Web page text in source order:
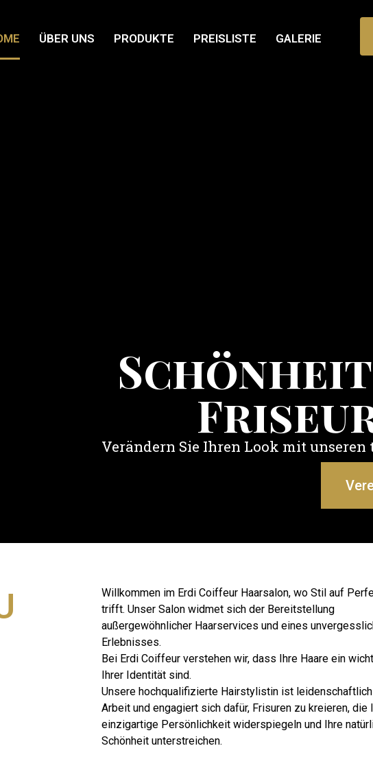
ÜBER UNS PRODUKTE PREISLISTE GALERIE
Verändern Sie Ihren Look mit
Willkommen im Erdi Coiffeur Haarsalon, wo Stil auf
trifft. Unser Salon widmet sich der Bereitstellung
außergewöhnlicher Haarservices und eines
Erlebnisses.
Bei Erdi Coiffeur verstehen wir, dass Ihre Haare ein
Ihrer Identität sind.
Unsere hochqualifizierte Hairstylistin ist
Arbeit und engagiert sich dafür, Frisuren zu kreieren, die
einzigartige Persönlichkeit widerspiegeln und Ihre
Schönheit unterstreichen.